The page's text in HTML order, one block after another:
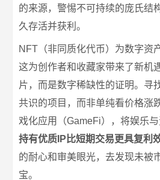
的来源，警惕不可持续的庞氏结
久存活并获利。
NFT（非同质化代币）为数字资
这为创作者和收藏家带来了新机
片，而是数字稀缺性的证明。寻
共识的项目，而非单纯看价格涨
戏化应用（GameFi），将娱乐与
持有优质IP比短期交易更具复利
的耐心和审美眼光，去发现未被
宝。